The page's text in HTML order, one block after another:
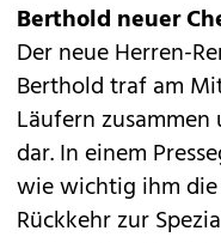
Berthold neuer
Der neue Herren-
Berthold traf am
Läufern
dar. In einem
wie wichtig ihm die
Rückkehr zur